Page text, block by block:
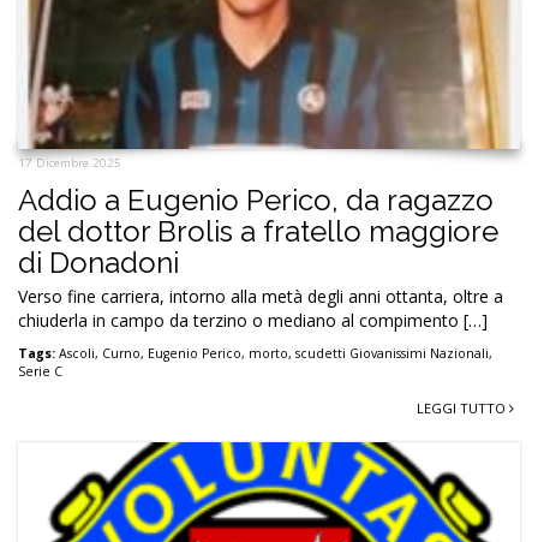
17 Dicembre 2025
Addio a Eugenio Perico, da ragazzo
del dottor Brolis a fratello maggiore
di Donadoni
Verso fine carriera, intorno alla metà degli anni ottanta, oltre a
chiuderla in campo da terzino o mediano al compimento […]
Tags: Ascoli, Curno, Eugenio Perico, morto, scudetti Giovanissimi Nazionali,
Serie C
LEGGI TUTTO